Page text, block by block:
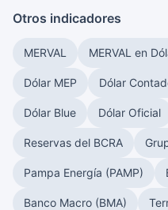
Otros indicadores
MERVAL MERVAL en
Dólar MEP Dólar
Dólar Blue Dólar Oficial
Reservas del BCRA
Pampa Energía (PAMP)
Banco Macro (BMA)